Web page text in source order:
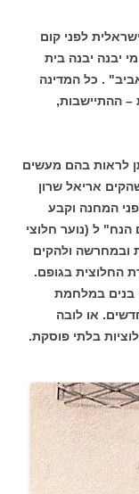
לפני קום
יבנה יבנה בית
. כל המדינה
ההתיישבות,
לראות בהם מעשים
במשמעות ההיסטורית. יחידה 101 שהקים אריאל שרון
המחנה וקבע
הנח" ל (נוער חלוצי
ובמחרשה ולהקים
החלוצית בגופם.
בנים במלחמת
או לובה
בלתי פוסקת.